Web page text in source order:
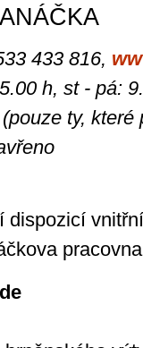
433 816,
h, st - pá:
ty, které
dispozicí